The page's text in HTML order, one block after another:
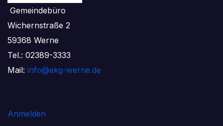
Gemeindebüro
Wichernstraße 2
59368 Werne
Tel.: 02389-3333
Mail: info@ekg-werne.de
Anmelden